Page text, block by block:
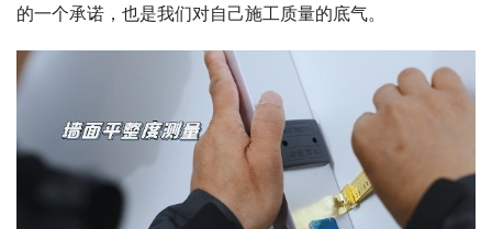
的一个承诺，也是我们对自己施工质量的底气。